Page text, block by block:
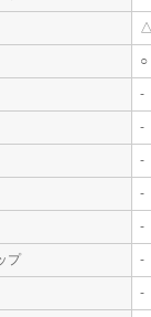
○
-
-
-
-
-
プ -
-